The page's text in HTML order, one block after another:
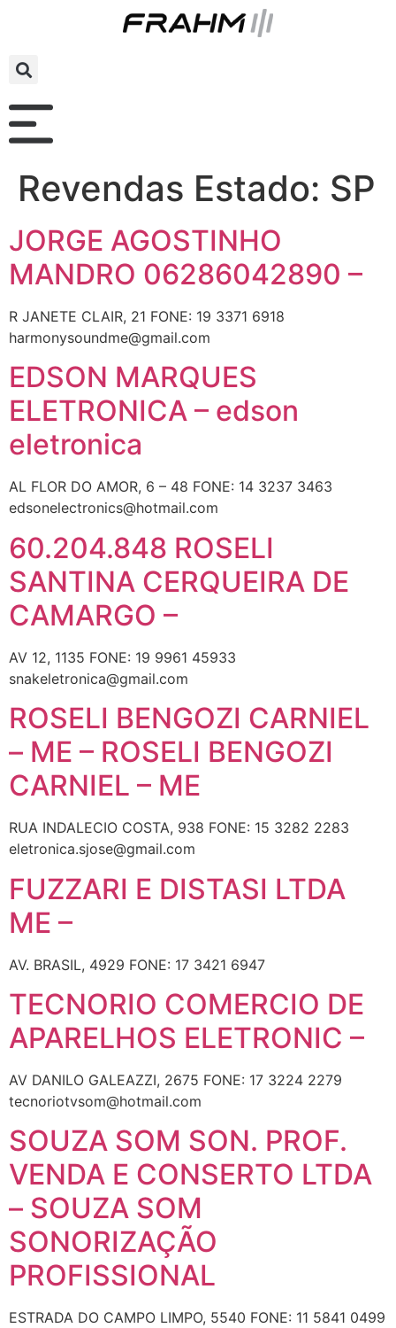
Revendas Estado: SP
JORGE AGOSTINHO
MANDRO 06286042890 –
R JANETE CLAIR, 21 FONE: 19 3371 6918
harmonysoundme@gmail.com
EDSON MARQUES
ELETRONICA – edson
eletronica
AL FLOR DO AMOR, 6 – 48 FONE: 14 3237 3463
edsonelectronics@hotmail.com
60.204.848 ROSELI
SANTINA CERQUEIRA DE
CAMARGO –
AV 12, 1135 FONE: 19 9961 45933
snakeletronica@gmail.com
ROSELI BENGOZI CARNIEL
– ME – ROSELI BENGOZI
CARNIEL – ME
RUA INDALECIO COSTA, 938 FONE: 15 3282 2283
eletronica.sjose@gmail.com
FUZZARI E DISTASI LTDA
ME –
AV. BRASIL, 4929 FONE: 17 3421 6947
TECNORIO COMERCIO DE
APARELHOS ELETRONIC –
AV DANILO GALEAZZI, 2675 FONE: 17 3224 2279
tecnoriotvsom@hotmail.com
SOUZA SOM SON. PROF.
VENDA E CONSERTO LTDA
– SOUZA SOM
SONORIZAÇÃO
PROFISSIONAL
ESTRADA DO CAMPO LIMPO, 5540 FONE: 11 5841 0499